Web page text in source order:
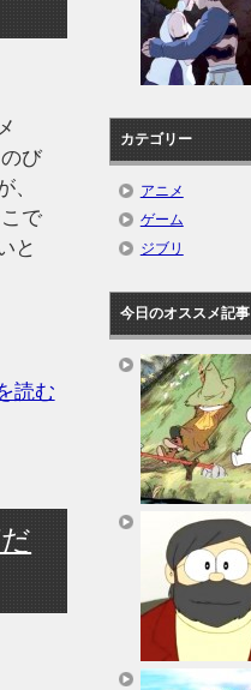
び
、
で
と
読む
カテゴリー
アニメ
ゲーム
ジブリ
今日のオススメ記事